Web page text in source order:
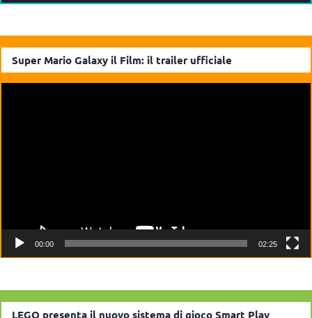
Super Mario Galaxy il Film: il trailer ufficiale
00:00 02:25
LEGO presenta il nuovo sistema di gioco Smart Play